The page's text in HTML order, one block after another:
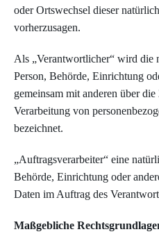
oder Ortswechsel dieser
vorherzusagen.
Als „Verantwortlicher“ wird die
Person, Behörde, Einrichtung
gemeinsam mit anderen über
Verarbeitung von
bezeichnet.
„Auftragsverarbeiter“ eine
Behörde, Einrichtung oder
Daten im Auftrag des
Maßgebliche